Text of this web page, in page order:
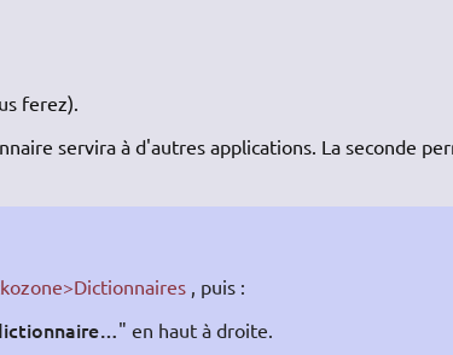
ferez).
servira à d'autres applications. La seconde
, puis :
" en haut à droite.